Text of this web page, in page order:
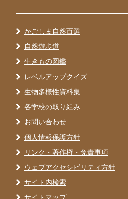
かごしま自然百選
自然遊歩道
生きもの図鑑
レベルアップクイズ
生物多様性資料集
各学校の取り組み
お問い合わせ
個人情報保護方針
リンク・著作権・免責事項
ウェブアクセシビリティ方針
サイト内検索